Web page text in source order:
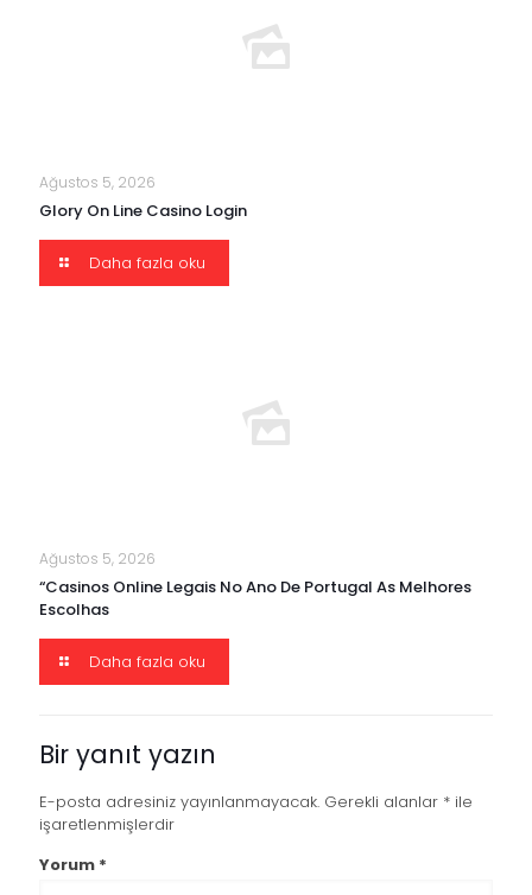
Ağustos 5, 2026
Glory On Line Casino Login
Daha fazla oku
Ağustos 5, 2026
“Casinos Online Legais No Ano De Portugal As Melhores
Escolhas
Daha fazla oku
Bir yanıt yazın
E-posta adresiniz yayınlanmayacak. Gerekli alanlar * ile
işaretlenmişlerdir
Yorum *